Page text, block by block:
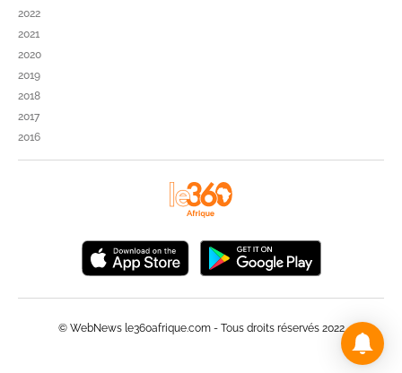
2022
2021
2020
2019
2018
2017
2016
© WebNews le360afrique.com - Tous droits réservés 2022